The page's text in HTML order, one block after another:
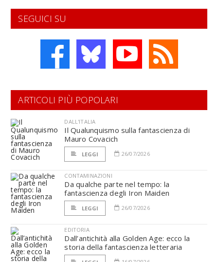
SEGUICI SU
ARTICOLI PIÙ POPOLARI
DALL'ITALIA
Il Qualunquismo sulla fantascienza di
Mauro Covacich
LEGGI 26/07/2026
CONTAMINAZIONI
Da qualche parte nel tempo: la
fantascienza degli Iron Maiden
LEGGI 26/07/2026
EDITORIA
Dall’antichità alla Golden Age: ecco la
storia della fantascienza letteraria